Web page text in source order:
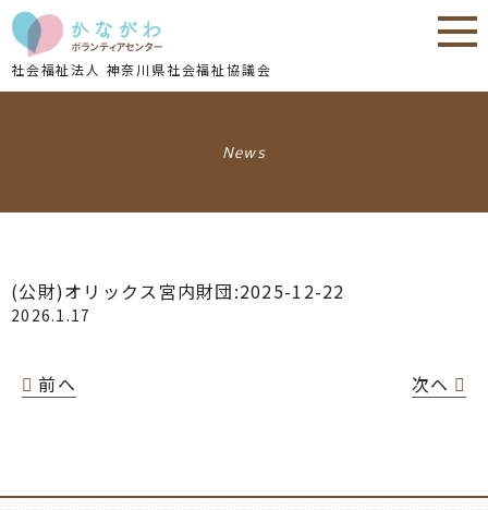
内
容
を
ス
内
容
を
ス
社会福祉法人 神奈川県社会福祉協議会
News
(公財)オリックス宮内財団:2025-12-22
2026.1.17
前へ 次へ